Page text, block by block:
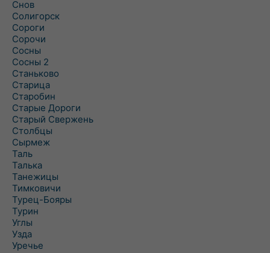
Снов
Солигорск
Сороги
Сорочи
Сосны
Сосны 2
Станьково
Старица
Старобин
Старые Дороги
Старый Свержень
Столбцы
Сырмеж
Таль
Талька
Танежицы
Тимковичи
Турец-Бояры
Турин
Углы
Узда
Уречье